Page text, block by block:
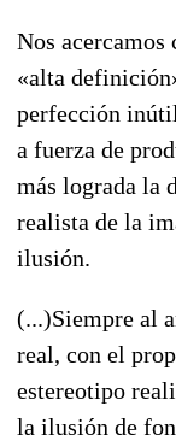
Nos acercamos
«alta
perfección
a fuerza de
más lograda la
realista de la
ilusión.
(...)Siempre al
real, con el
estereotipo
la ilusión de